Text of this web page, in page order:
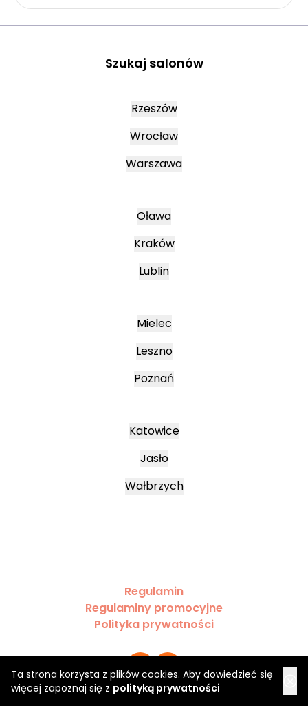
Ta strona korzysta z plików cookies. Aby dowiedzieć się
więcej zapoznaj się z polityką prywatności
Szukaj salonów
Rzeszów
Wrocław
Warszawa
Oława
Kraków
Lublin
Mielec
Leszno
Poznań
Katowice
Jasło
Wałbrzych
Regulamin
Regulaminy promocyjne
Polityka prywatności